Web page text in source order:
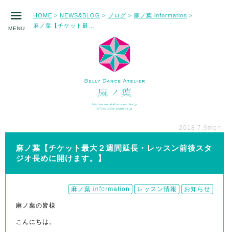
MENU
HOME > NEWS&BLOG > ブログ > 麻ノ葉 information >
2018.7.9 mon.
麻ノ葉【チケット最大２週間延長・レッスン前後スタ
ジオ長めに開けます。】
麻ノ葉 information レッスン情報 お知らせ
麻ノ葉の皆様
こんにちは。